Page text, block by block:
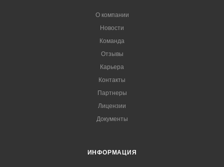
О компании
Новости
Команда
Отзывы
Карьера
Контакты
Партнеры
Лицензии
Документы
ИНФОРМАЦИЯ